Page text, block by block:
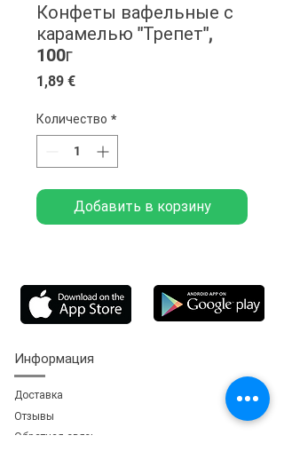
Конфеты вафельные с
карамелью "Трепет",
100г
1,89 €Цена
Количество *
Добавить в корзину
Информация
Доставка
Отзывы
Обратная связь